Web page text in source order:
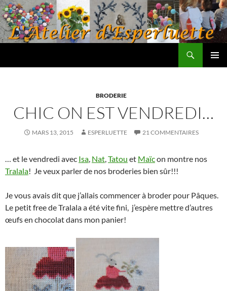
Aller
au
contenu
BRODERIE
CHIC ON EST VENDREDI…
MARS 13, 2015 ESPERLUETTE 21 COMMENTAIRES
… et le vendredi avec Isa, Nat,Tatou et Maïcon montre nos
Tralala! Je veux parler de nos broderies bien sûr!!!
Je vous avais dit que j’allais commencer à broder pour Pâques.
Le petit free de Tralala a été vite fini, j’espère mettre d’autres
œufs en chocolat dans mon panier!